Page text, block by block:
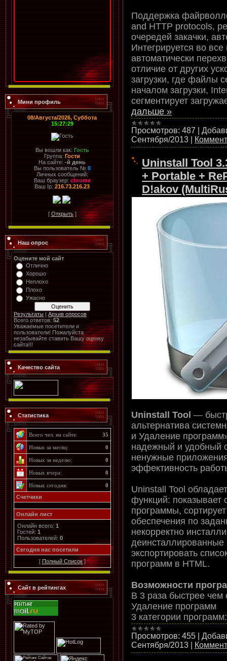
Мини профиль
08/Августа/2026, Суббота
15:27:29
Вы вошли как: Гость
Группа: Гости
На сайте:-й день
Вы пользователь № 0
Личных сообщений:
Ваш браузер: chrome
Ваш Ip: 216.73.216.23
[ Открыть]
Наш опрос
Оцените мой сайт
Отлично
Хорошо
Неплохо
Плохо
Ужасно
Результаты
Архив опросов
Всего ответов: 52
Уважаемые посетители и
пользователи! Пожалуйста
незабывайте ставить Вашу оценку
сайта!!!
Качество сайта
Статистика
Всего чел. на сайте: 35
Новых за месяц: 0
Новых за неделю: 0
Новых вчера: 0
Новых сегодня:
0
Счетчики
Онлайн лист
Онлайн всего: 1
Гостей: 1
Пользователей: 0
Cегодня нас посетили
[ Полный Список]
Сайт в рейтингах
Поддержка
and HTTP protocols,
очередей закачки,
Интегрируется во
автоматически
отличие от других
загрузки, где файлы
началом загрузки,
сегментирует
дальше »
Просмотров: 487
Сентября/2013
Uninstall Tool
+ Portable +
D!akov
Uninstall Tool —
альтернатива
и Удаление
надежный и удобный
ненужные
эффективность
Uninstall Tool
функций: показывает
программы,
обеспечения по
некорректно
экспортировать
программ в HTML.
Возможности
В 3 раза быстрее чем
Удаление программ
3 категории
Просмотров: 455
Сентября/2013